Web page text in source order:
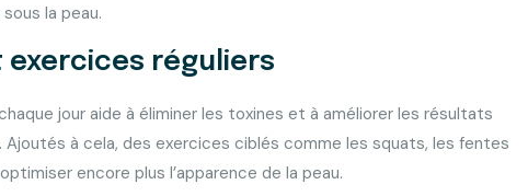
la peau.
réguliers
jour aide à éliminer les toxines et à améliorer les résultats
à cela, des exercices ciblés comme les squats, les fentes
encore plus l’apparence de la peau.